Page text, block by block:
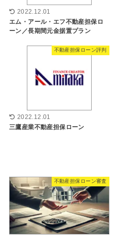
2022.12.01
エム・アール・エフ不動産担保ロ
ーン／長期間元金据置プラン
不動産担保ローン評判
2022.12.01
三鷹産業不動産担保ローン
不動産担保ローン審査